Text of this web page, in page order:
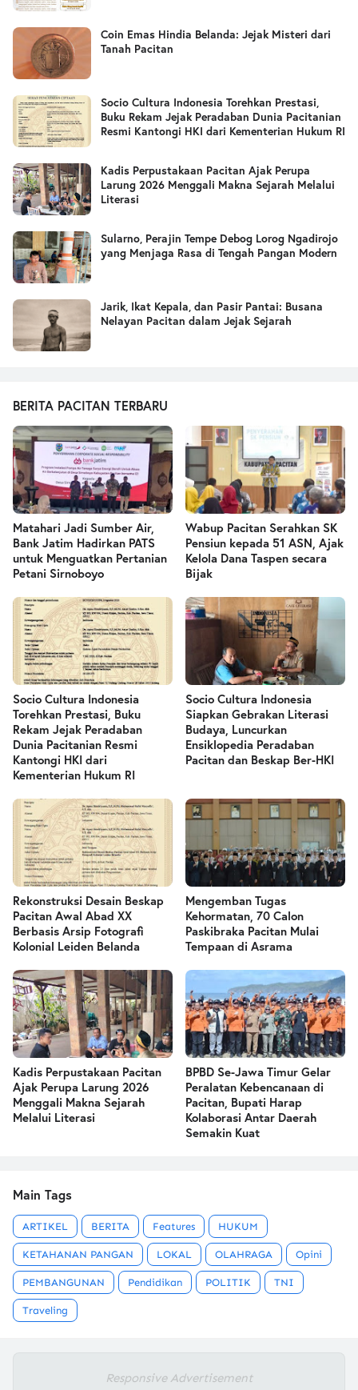
Coin Emas Hindia Belanda: Jejak Misteri dari
Tanah Pacitan
Socio Cultura Indonesia Torehkan Prestasi,
Buku Rekam Jejak Peradaban Dunia Pacitanian
Resmi Kantongi HKI dari Kementerian Hukum RI
Kadis Perpustakaan Pacitan Ajak Perupa
Larung 2026 Menggali Makna Sejarah Melalui
Literasi
Sularno, Perajin Tempe Debog Lorog Ngadirojo
yang Menjaga Rasa di Tengah Pangan Modern
Jarik, Ikat Kepala, dan Pasir Pantai: Busana
Nelayan Pacitan dalam Jejak Sejarah
BERITA PACITAN TERBARU
Matahari Jadi Sumber Air,
Bank Jatim Hadirkan PATS
untuk Menguatkan Pertanian
Petani Sirnoboyo
Wabup Pacitan Serahkan SK
Pensiun kepada 51 ASN, Ajak
Kelola Dana Taspen secara
Bijak
Socio Cultura Indonesia
Torehkan Prestasi, Buku
Rekam Jejak Peradaban
Dunia Pacitanian Resmi
Kantongi HKI dari
Kementerian Hukum RI
Socio Cultura Indonesia
Siapkan Gebrakan Literasi
Budaya, Luncurkan
Ensiklopedia Peradaban
Pacitan dan Beskap Ber-HKI
Rekonstruksi Desain Beskap
Pacitan Awal Abad XX
Berbasis Arsip Fotografi
Kolonial Leiden Belanda
Mengemban Tugas
Kehormatan, 70 Calon
Paskibraka Pacitan Mulai
Tempaan di Asrama
Kadis Perpustakaan Pacitan
Ajak Perupa Larung 2026
Menggali Makna Sejarah
Melalui Literasi
BPBD Se-Jawa Timur Gelar
Peralatan Kebencanaan di
Pacitan, Bupati Harap
Kolaborasi Antar Daerah
Semakin Kuat
Main Tags
ARTIKEL BERITA Features HUKUM
KETAHANAN PANGAN LOKAL OLAHRAGA Opini
PEMBANGUNAN Pendidikan POLITIK TNI
Traveling
Responsive Advertisement